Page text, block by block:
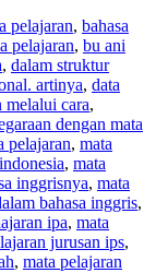
pelajaran, bahasa
pelajaran, bu ani
, dalam struktur
artinya, data
melalui cara,
dengan mata
pelajaran, mata
, mata
inggrisnya, mata
bahasa inggris,
ipa, mata
jurusan ips,
, mata pelajaran